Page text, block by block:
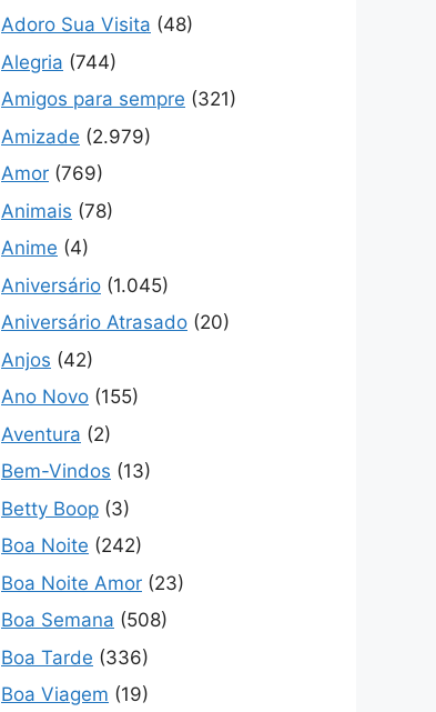
Adoro Sua Visita (48)
Alegria (744)
Amigos para sempre (321)
Amizade (2.979)
Amor (769)
Animais (78)
Anime (4)
Aniversário (1.045)
Aniversário Atrasado (20)
Anjos (42)
Ano Novo (155)
Aventura (2)
Bem-Vindos (13)
Betty Boop (3)
Boa Noite (242)
Boa Noite Amor (23)
Boa Semana (508)
Boa Tarde (336)
Boa Viagem (19)